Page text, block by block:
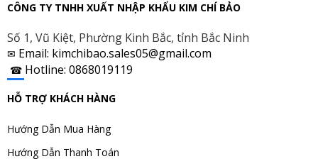
CÔNG TY TNHH XUẤT NHẬP KHẨU KIM CHÍ BẢO
Số 1, Vũ Kiệt, Phường Kinh Bắc, tỉnh Bắc Ninh
✉ Email: kimchibao.sales05@gmail.com
☎ Hotline: 0868019119
HỖ TRỢ KHÁCH HÀNG
Hướng Dẫn Mua Hàng
Hướng Dẫn Thanh Toán